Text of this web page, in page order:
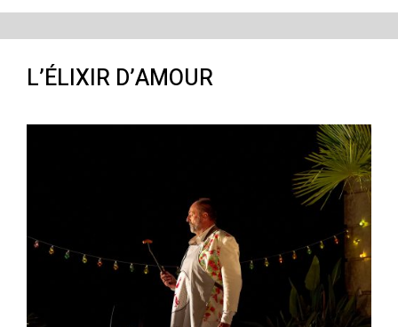
L’ÉLIXIR D’AMOUR